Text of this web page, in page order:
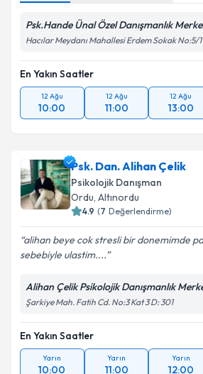
Psk.Hande Ünal Özel Danışmanlık
Hacılar Meydanı Mahallesi Erdem Sokak No:5/1
En Yakın Saatler
12 Ağu
10:00
12 Ağu
11:00
12 Ağu
13:00
Psk. Dan. Alihan Çelik
Psikolojik Danışman
Ordu, Altınordu
4.9 (7 Değerlendirme)
alihan beye cok stresli bir donemimde
sebebiyle ulastim....
Alihan Çelik Psikolojik Danışmanlık
Şarkiye Mah. Fatih Cd. No:3 Kat 3 D: 301
En Yakın Saatler
Yarın
10:00
Yarın
11:00
Yarın
12:00